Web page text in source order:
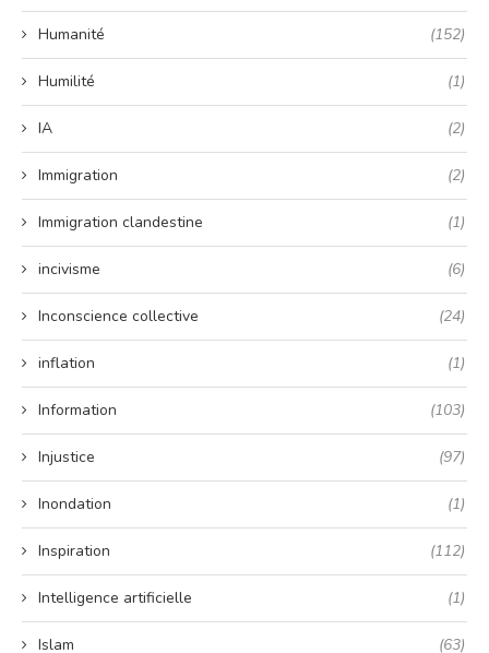
Humanité (152)
Humilité (1)
IA (2)
Immigration (2)
Immigration clandestine (1)
incivisme (6)
Inconscience collective (24)
inflation (1)
Information (103)
Injustice (97)
Inondation (1)
Inspiration (112)
Intelligence artificielle (1)
Islam (63)